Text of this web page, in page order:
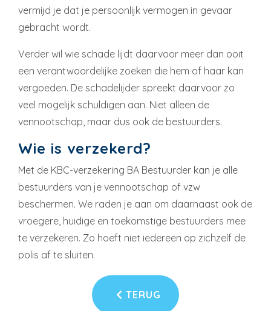
vermijd je dat je persoonlijk vermogen in gevaar
gebracht wordt.
Verder wil wie schade lijdt daarvoor meer dan ooit
een verantwoordelijke zoeken die hem of haar kan
vergoeden. De schadelijder spreekt daarvoor zo
veel mogelijk schuldigen aan. Niet alleen de
vennootschap, maar dus ook de bestuurders.
Wie is verzekerd?
Met de KBC-verzekering BA Bestuurder kan je alle
bestuurders van je vennootschap of vzw
beschermen. We raden je aan om daarnaast ook de
vroegere, huidige en toekomstige bestuurders mee
te verzekeren. Zo hoeft niet iedereen op zichzelf de
polis af te sluiten.
TERUG